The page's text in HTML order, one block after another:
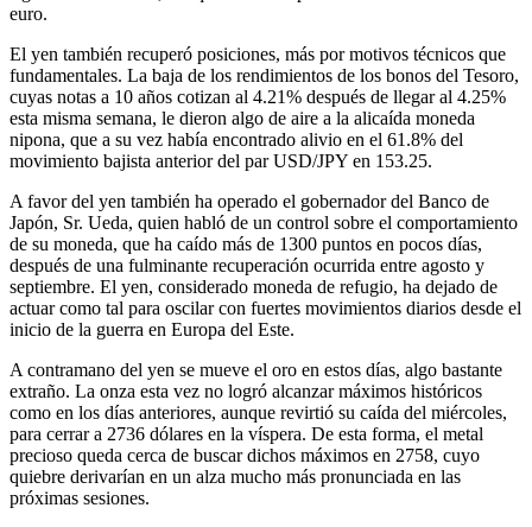
euro.
El yen también recuperó posiciones, más por motivos técnicos que
fundamentales. La baja de los rendimientos de los bonos del Tesoro,
cuyas notas a 10 años cotizan al 4.21% después de llegar al 4.25%
esta misma semana, le dieron algo de aire a la alicaída moneda
nipona, que a su vez había encontrado alivio en el 61.8% del
movimiento bajista anterior del par USD/JPY en 153.25.
A favor del yen también ha operado el gobernador del Banco de
Japón, Sr. Ueda, quien habló de un control sobre el comportamiento
de su moneda, que ha caído más de 1300 puntos en pocos días,
después de una fulminante recuperación ocurrida entre agosto y
septiembre. El yen, considerado moneda de refugio, ha dejado de
actuar como tal para oscilar con fuertes movimientos diarios desde el
inicio de la guerra en Europa del Este.
A contramano del yen se mueve el oro en estos días, algo bastante
extraño. La onza esta vez no logró alcanzar máximos históricos
como en los días anteriores, aunque revirtió su caída del miércoles,
para cerrar a 2736 dólares en la víspera. De esta forma, el metal
precioso queda cerca de buscar dichos máximos en 2758, cuyo
quiebre derivarían en un alza mucho más pronunciada en las
próximas sesiones.